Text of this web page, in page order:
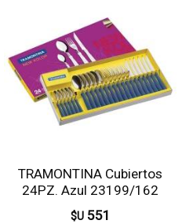
TRAMONTINA Cubiertos
24PZ. Azul 23199/162
23198/188
$U 551